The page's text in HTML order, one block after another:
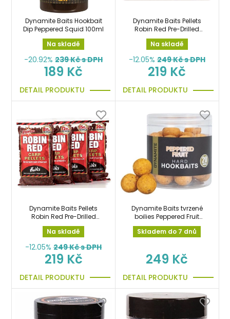
Dynamite Baits Hookbait
Dip Peppered Squid 100ml
Na skladě
-20.92% 239Kč s DPH
189 Kč
DETAIL PRODUKTU
Dynamite Baits Pellets
Robin Red Pre-Drilled
900g 12mm předvrtané
pelety
Na skladě
-12.05% 249Kč s DPH
219 Kč
DETAIL PRODUKTU
Dynamite Baits Pellets
Robin Red Pre-Drilled
900g 8mm předvrtané
pelety
Na skladě
-12.05% 249Kč s DPH
219 Kč
DETAIL PRODUKTU
Dynamite Baits tvrzené
boilies Peppered Fruit
Boilies 20mm 135g
Skladem do 7 dnů
249 Kč
DETAIL PRODUKTU